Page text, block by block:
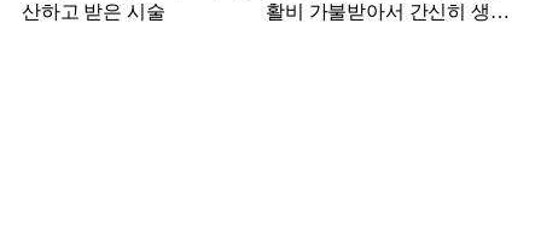
산하고 받은 시술
활비 가불받아서 간신히 생활